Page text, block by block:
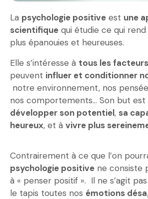
La psychologie positive est une
scientifique qui étudie ce qui
plus épanouies et heureuses.
Elle s’intéresse à tous les
peuvent influer et conditionner
notre environnement, nos
nos comportements… Son but est
développer son potentiel, sa
heureux, et à vivre plus
Contrairement à ce que l’on
psychologie positive ne consiste
à « penser positif ». Il ne s’agit
le tapis toutes nos émotions